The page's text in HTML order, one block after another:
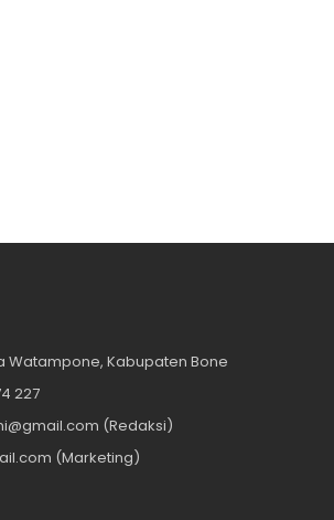
Watampone, Kabupaten Bone
227
(Redaksi)
(Marketing)